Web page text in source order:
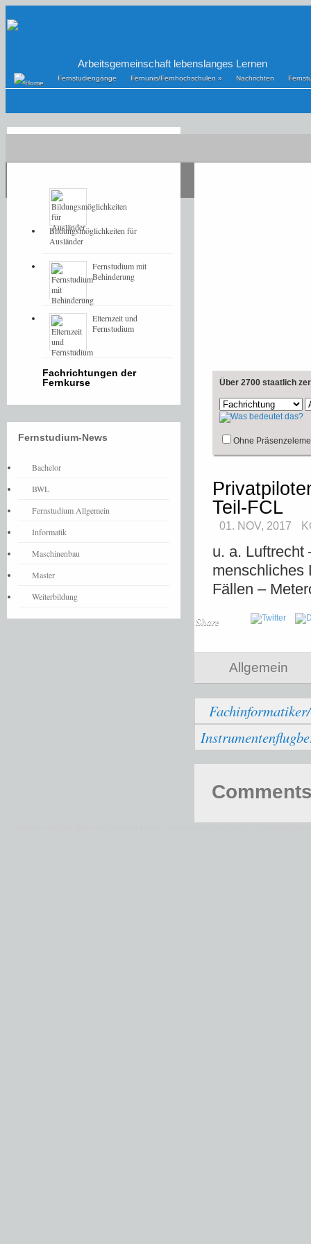
Arbeitsgemeinschaft lebenslanges Lernen
Fernstudiengänge Fernunis/Fernhochschulen » Nachrichten
Über 2700 staatlich
Ohne
Teil-FCL
01. NOV, 2017
u. a. Luftrecht
menschliches
Fällen –
Share
Allgemein
Bildungsmöglichkeiten für
Ausländer
Fernstudium mit
Behinderung
Elternzeit und
Fernstudium
Fachrichtungen der
Fernkurse
Fernstudium-News
Bachelor
BWL
Fernstudium Allgemein
Informatik
Maschinenbau
Master
Weiterbildung